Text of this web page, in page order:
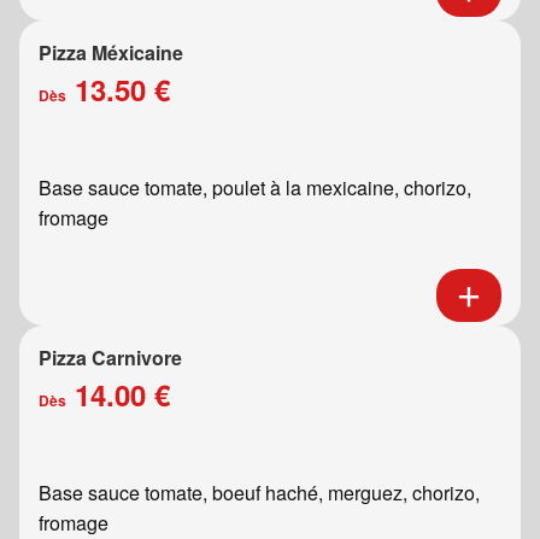
Pizza Méxicaine
Dès 13.50 €
Base sauce tomate, poulet à la mexicaine, chorizo,
fromage
Pizza Carnivore
Dès 14.00 €
Base sauce tomate, boeuf haché, merguez, chorizo,
fromage